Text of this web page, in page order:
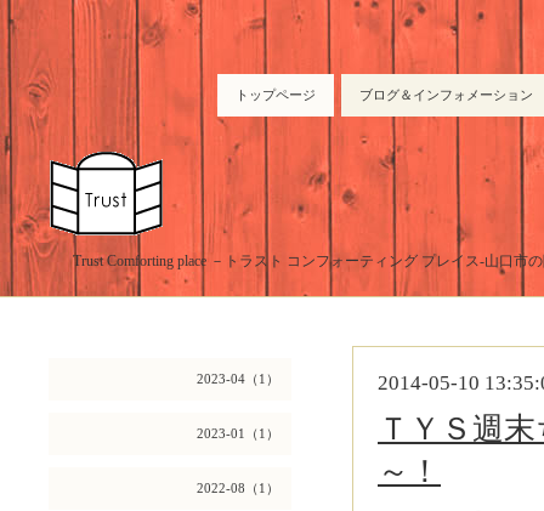
トップページ ブログ＆インフォメーション
Trust Comforting place －トラスト コンフォーティング プレイス-山口市
2023-04（1）
2023-01（1）
2022-08（1）
2014-05-10
ＴＹＳ週
～！